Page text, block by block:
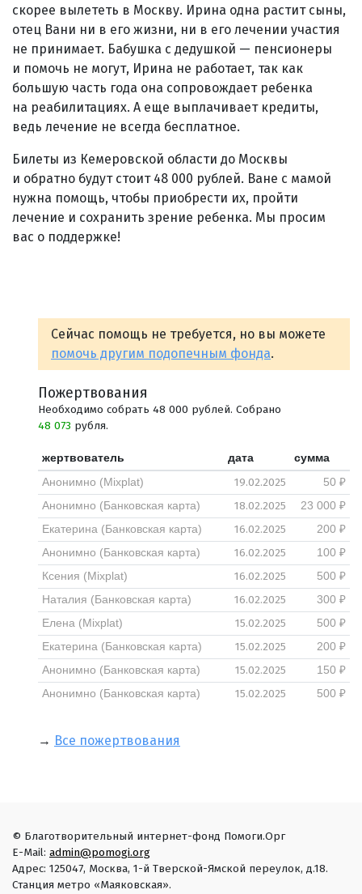
скорее вылететь в Москву. Ирина одна растит сыны,
отец Вани ни в его жизни, ни в его лечении участия
не принимает. Бабушка с дедушкой — пенсионеры
и помочь не могут, Ирина не работает, так как
большую часть года она сопровождает ребенка
на реабилитациях. А еще выплачивает кредиты,
ведь лечение не всегда бесплатное.
Билеты из Кемеровской области до Москвы
и обратно будут стоит 48 000 рублей. Ване с мамой
нужна помощь, чтобы приобрести их, пройти
лечение и сохранить зрение ребенка. Мы просим
вас о поддержке!
Сейчас помощь не требуется, но вы можете
помочь другим подопечным фонда.
Пожертвования
Необходимо собрать 48 000 рублей. Собрано
48 073 рубля.
жертвователь дата
сумма
Анонимно (Mixplat)
19.02.2025
50 ₽
Анонимно (Банковская карта)
18.02.2025
23 000 ₽
Екатерина (Банковская карта)
16.02.2025
200 ₽
Анонимно (Банковская карта)
16.02.2025
100 ₽
Ксения (Mixplat)
16.02.2025
500 ₽
Наталия (Банковская карта)
16.02.2025
300 ₽
Елена (Mixplat)
15.02.2025
500 ₽
Екатерина (Банковская карта)
15.02.2025
200 ₽
Анонимно (Банковская карта)
15.02.2025
150 ₽
Анонимно (Банковская карта)
15.02.2025 500 ₽
→ Все пожертвования
© Благотворительный интернет-фонд Помоги.Орг
E-Mail: admin@pomogi.org
Адрес: 125047, Москва, 1-й Тверской-Ямской переулок, д.18.
Станция метро «Маяковская».